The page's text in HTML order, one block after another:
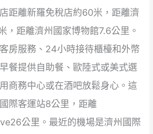
距離新羅免稅店約60米，距離濟
，距離濟州國家博物館7.6公里。
房服務、24小時接待櫃檯和外幣
餐提供自助餐、歐陸式或美式選
商務中心或在酒吧放鬆身心。這
際客運站8公里，距離
公里。最近的機場是濟州國際